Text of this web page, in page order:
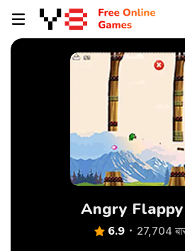
Angry
6.9 27,704